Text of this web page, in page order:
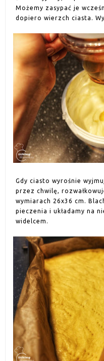
Możemy zasypać je
dopiero wierzch ciasta.
Gdy ciasto wyrośnie
przez chwilę,
wymiarach 26x36 cm.
pieczenia i układamy na
widelcem.